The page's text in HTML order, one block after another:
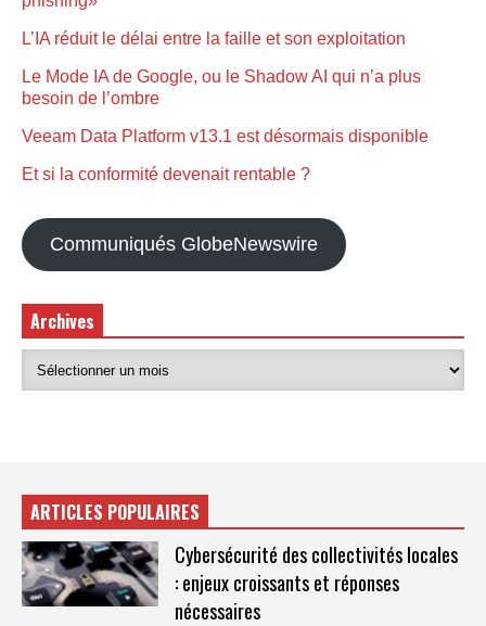
L’IA réduit le délai entre la faille et son exploitation
Le Mode IA de Google, ou le Shadow AI qui n’a plus
besoin de l’ombre
Veeam Data Platform v13.1 est désormais disponible
Et si la conformité devenait rentable ?
Communiqués GlobeNewswire
Archives
ARTICLES POPULAIRES
Cybersécurité des collectivités locales
: enjeux croissants et réponses
nécessaires